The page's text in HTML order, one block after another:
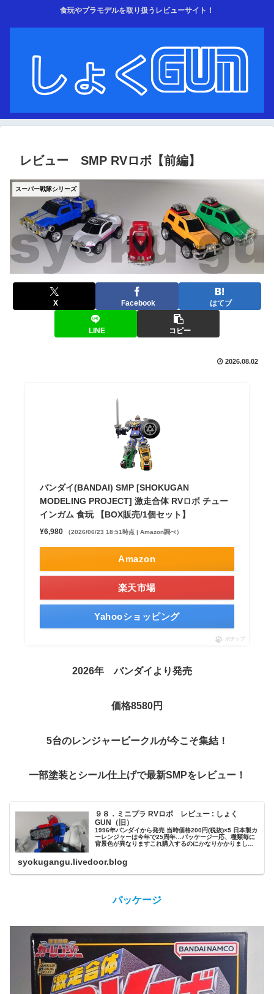
食玩やプラモデルを取り扱うレビューサイト！
レビュー SMP RVロボ【前編】
スーパー戦隊シリーズ
X Facebook はてブ
LINE コピー
2026.08.02
バンダイ(BANDAI) SMP [SHOKUGAN
MODELING PROJECT] 激走合体 RVロボ チュー
インガム 食玩 【BOX販売/1個セット】
¥6,980 （2026/06/23 18:51時点 | Amazon調べ）
Amazon
楽天市場
Yahooショッピング
ポチップ
2026年 バンダイより発売
価格8580円
5台のレンジャービークルが今こそ集結！
一部塗装とシール仕上げで最新SMPをレビュー！
９８．ミニプラ RVロボ レビュー : しょく
GUN（旧）
1996年バンダイから発売 当時価格200円(税抜)×5 日本製カ
ーレンジャーは今年で25周年…パッケージ一応、種類毎に
背景色が異なりますこれ購入するのにかなりかかりまし
syokugangu.livedoor.blog
パッケージ